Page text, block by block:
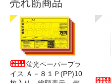
売れ筋商品
蛍光ペーパープラ
イス Ａ－８１Ｐ(PP)10